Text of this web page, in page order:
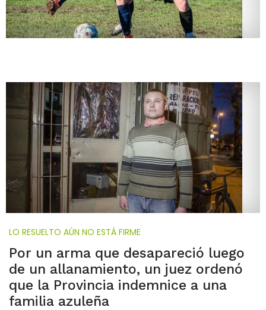
LO RESUELTO AÚN NO ESTÁ FIRME
Por un arma que desapareció luego
de un allanamiento, un juez ordenó
que la Provincia indemnice a una
familia azuleña